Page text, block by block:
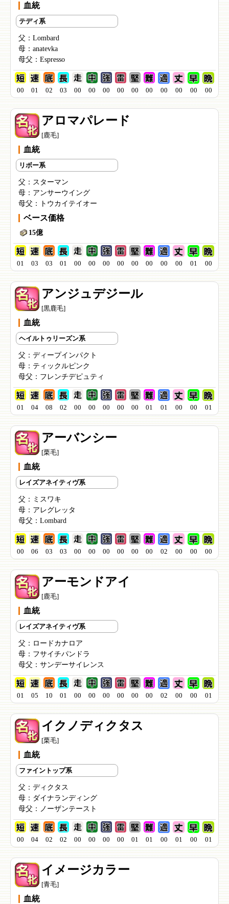
血統
テディ系
父： Lombard
母： anatevka
母父： Espresso
00 01 02 03 00 00 00 00 00 00 00 00 00 00
アロマパレード
[鹿毛]
血統
リボー系
父： スターマン
母： アンサーウイング
母父：
トウカイテイオー
ベース価格
15億
01 03 03 01 00 00 00 00 00 00 00 00 01 00
アンジュデジール
[黒鹿毛]
血統
ヘイルトゥリーズン系
父： ディープインパクト
母： ティックルピンク
母父： フレンチデピュティ
01 04 08 02 00 00 00 00 00 01 01 00 00 01
アーバンシー
[栗毛]
血統
レイズアネイティヴ系
父： ミスワキ
母： アレグレッタ
母父： Lombard
00 06 03 03 00 00 00 00 00 00 02 00 00 00
アーモンドアイ
[鹿毛]
血統
レイズアネイティヴ系
父： ロードカナロア
母： フサイチパンドラ
母父： サンデーサイレンス
01 05 10 01 00 00 00 00 00 00 02 00 00 01
イクノディクタス
[栗毛]
血統
ファイントップ系
父： ディクタス
母： ダイナランディング
母父： ノーザンテースト
00 04 02 02 00 00 00 00 01 01 00 01 00 01
イメージカラー
[青毛]
血統